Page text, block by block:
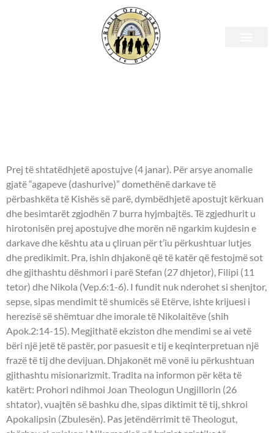
Shenjtori i ditës – 28 Korrik
Prej të shtatëdhjetë apostujve (4 janar). Për arsye anomalie
gjatë “agapeve (dashurive)” domethënë darkave të
përbashkëta të Kishës së parë, dymbëdhjetë apostujt kërkuan
dhe besimtarët zgjodhën 7 burra hyjmbajtës. Të zgjedhurit u
hirotonisën prej apostujve dhe morën në ngarkim kujdesin e
darkave dhe kështu ata u çliruan për t’iu përkushtuar lutjes
dhe predikimit. Pra, ishin dhjakonë që të katër që festojmë sot
dhe gjithashtu dëshmori i parë Stefan (27 dhjetor), Filipi (11
tetor) dhe Nikola (Vep.6:1-6). I fundit nuk nderohet si shenjtor,
sepse, sipas mendimit të shumicës së Etërve, ishte krijuesi i
herezisë së shëmtuar dhe imorale të Nikolaitëve (shih
Apok.2:14-15). Megjithatë ekziston dhe mendimi se ai vetë
bëri një jetë të pastër, por pasuesit e tij e keqinterpretuan një
frazë të tij dhe devijuan. Dhjakonët më vonë iu përkushtuan
gjithashtu misionarizmit. Tradita na informon për këta të
katërt: Prohori ndihmoi Joan Theologun Ungjillorin (26
shtator), vuajtën së bashku dhe, sipas diktimit të tij, shkroi
Apokalipsin (Zbulesën). Pas jetëndërrimit të Theologut,